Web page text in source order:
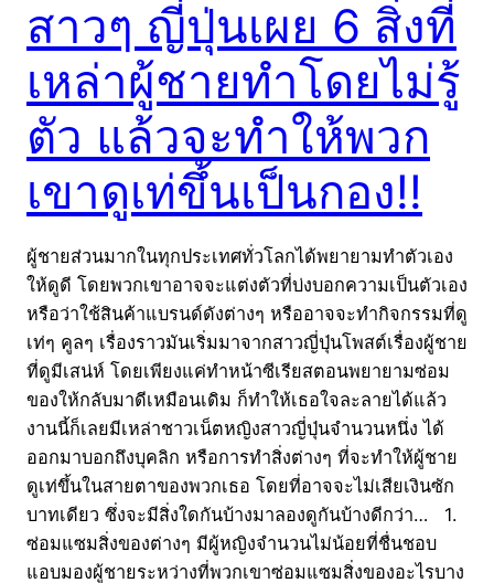
สาวๆ ญี่ปุ่นเผย 6 สิ่งที่
เหล่าผู้ชายทำโดยไม่รู้
ตัว แล้วจะทำให้พวก
เขาดูเท่ขึ้นเป็นกอง!!
ผู้ชายส่วนมากในทุกประเทศทั่วโลกได้พยายามทำตัวเอง
ให้ดูดี โดยพวกเขาอาจจะแต่งตัวที่บ่งบอกความเป็นตัวเอง
หรือว่าใช้สินค้าแบรนด์ดังต่างๆ หรืออาจจะทำกิจกรรมที่ดู
เท่ๆ คูลๆ เรื่องราวมันเริ่มมาจากสาวญี่ปุ่นโพสต์เรื่องผู้ชาย
ที่ดูมีเสน่ห์ โดยเพียงแค่ทำหน้าซีเรียสตอนพยายามซ่อม
ของให้กลับมาดีเหมือนเดิม ก็ทำให้เธอใจละลายได้แล้ว
งานนี้ก็เลยมีเหล่าชาวเน็ตหญิงสาวญี่ปุ่นจำนวนหนึ่ง ได้
ออกมาบอกถึงบุคลิก หรือการทำสิ่งต่างๆ ที่จะทำให้ผู้ชาย
ดูเท่ขึ้นในสายตาของพวกเธอ โดยที่อาจจะไม่เสียเงินซัก
บาทเดียว ซึ่งจะมีสิ่งใดกันบ้างมาลองดูกันบ้างดีกว่า… 1.
ซ่อมแซมสิ่งของต่างๆ มีผู้หญิงจำนวนไม่น้อยที่ชื่นชอบ
แอบมองผู้ชายระหว่างที่พวกเขาซ่อมแซมสิ่งของอะไรบาง